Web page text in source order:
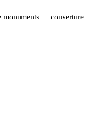
monuments — couverture